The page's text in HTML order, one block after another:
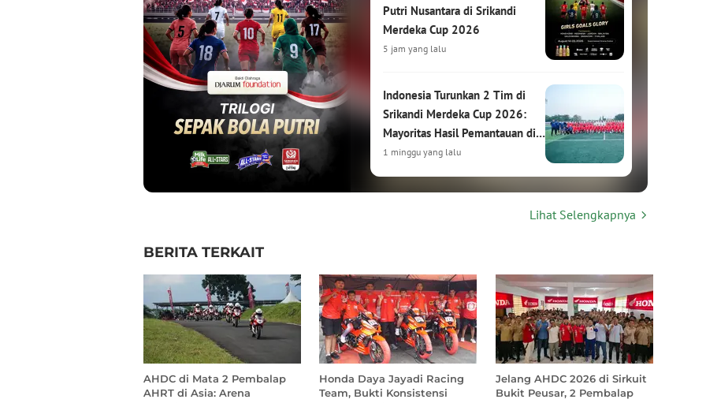
Putri Nusantara di Srikandi
Merdeka Cup 2026
5 jam yang lalu
Indonesia Turunkan 2 Tim di
Srikandi Merdeka Cup 2026:
Mayoritas Hasil Pemantauan di
HYDROPLUS Soccer League
1 minggu yang lalu
Hasil Drawing Srikandi Merdeka
Cup 2026: Garuda Pertiwi
Bertemu Malaysia, Putri
Nusantara Hadapi Thailand
1 minggu yang lalu
Lihat Selengkapnya
BERITA TERKAIT
AHDC di Mata 2 Pembalap
AHRT di Asia: Arena
Honda Daya Jayadi Racing
Team, Bukti Konsistensi
Jelang AHDC 2026 di Sirkuit
Bukit Peusar, 2 Pembalap